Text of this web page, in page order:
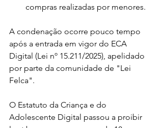
compras realizadas por menores.
A condenação ocorre pouco tempo
após a entrada em vigor do ECA
Digital (Lei nº 15.211/2025), apelidado
por parte da comunidade de "Lei
Felca".
O Estatuto da Criança e do
Adolescente Digital passou a proibir